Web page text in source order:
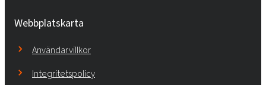
Webbplatskarta
Användarvillkor
Integritetspolicy